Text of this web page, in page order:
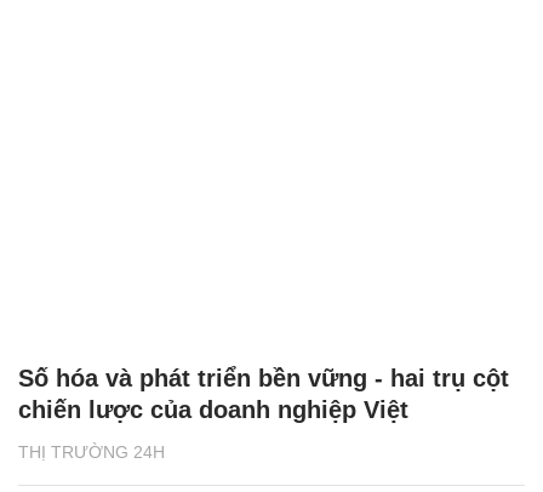
THỊ TRƯỜNG 24H
Số hóa và phát triển bền vững - hai trụ cột
chiến lược của doanh nghiệp Việt